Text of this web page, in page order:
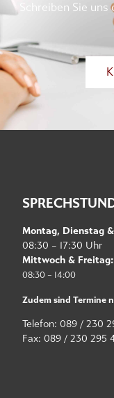
Schreiben Sie
Montag, Dienstag
08:30 – 17:30 Uhr
Mittwoch & Freitag:
08:30 – 14:00
Zudem sind Termine
Telefon: 089 / 230
Fax: 089 / 230 295